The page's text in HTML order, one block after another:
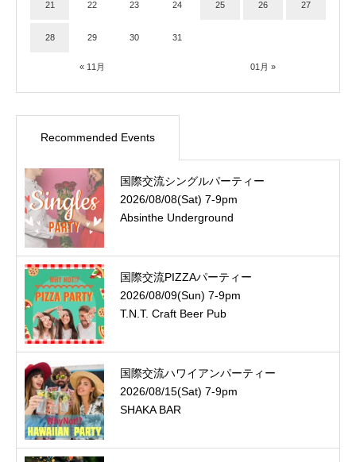
« 11月 01月 »
21 22 23 24 25 26 27
28 29 30 31
Recommended Events
国際交流シングルパーティー
2026/08/08(Sat) 7-9pm
Absinthe Underground
国際交流PIZZAパーティー
2026/08/09(Sun) 7-9pm
T.N.T. Craft Beer Pub
国際交流ハワイアンパーティー
2026/08/15(Sat) 7-9pm
SHAKA BAR